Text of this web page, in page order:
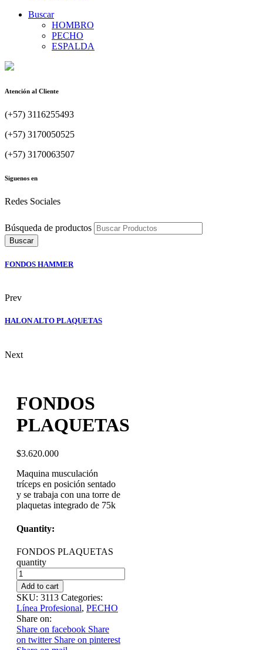
Buscar
HOMBRO
PECHO
ESPALDA
Atención al Cliente
(+57) 3116255493
(+57) 3170050525
(+57) 3170063507
Siguenos en
Redes Sociales
Búsqueda de productos
Buscar
FONDOS HAMMER
Prev
HALON ALTO PLAQUETAS
Next
FONDOS
PLAQUETAS
$3.620.000
Maquina musculación
tríceps en posición sentado
y se trabaja con una torre de
plaquetas integrado de 75k
Quantity:
FONDOS PLAQUETAS
quantity
Add to cart
SKU: 3113 Categories:
Línea Profesional, PECHO
Share on:
Share on facebook Share
on twitter Share on pinterest